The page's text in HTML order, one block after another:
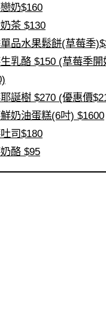
奶$160
茶 $130
品水果鬆餅(草莓季
乳酪 $150 (草莓季開
誕樹 $270 (優惠價
奶油蛋糕(6吋) $1600
司$180
酪 $95